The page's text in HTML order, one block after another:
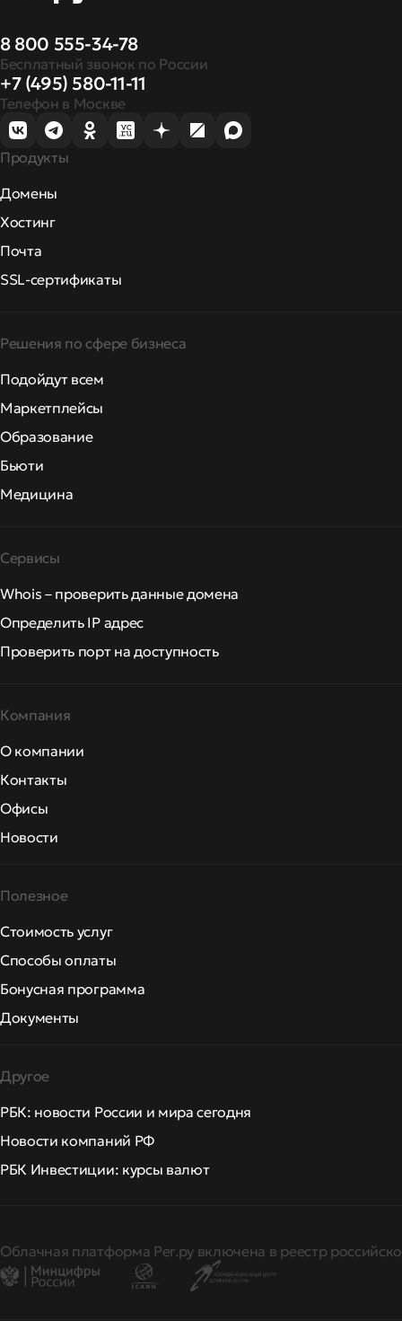
8 800 555-34-78
Бесплатный звонок по России
+7 (495) 580-11-11
Телефон в Москве
Продукты
Домены
Хостинг
Почта
SSL-сертификаты
Решения по сфере бизнеса
Подойдут всем
Маркетплейсы
Образование
Бьюти
Медицина
Сервисы
Whois – проверить данные домена
Определить IP адрес
Проверить порт на доступность
Компания
О компании
Контакты
Офисы
Новости
Полезное
Стоимость услуг
Способы оплаты
Бонусная программа
Документы
Другое
РБК: новости России и мира сегодня
Новости компаний РФ
РБК Инвестиции: курсы валют
Облачная платформа Рег.ру включена в реестр